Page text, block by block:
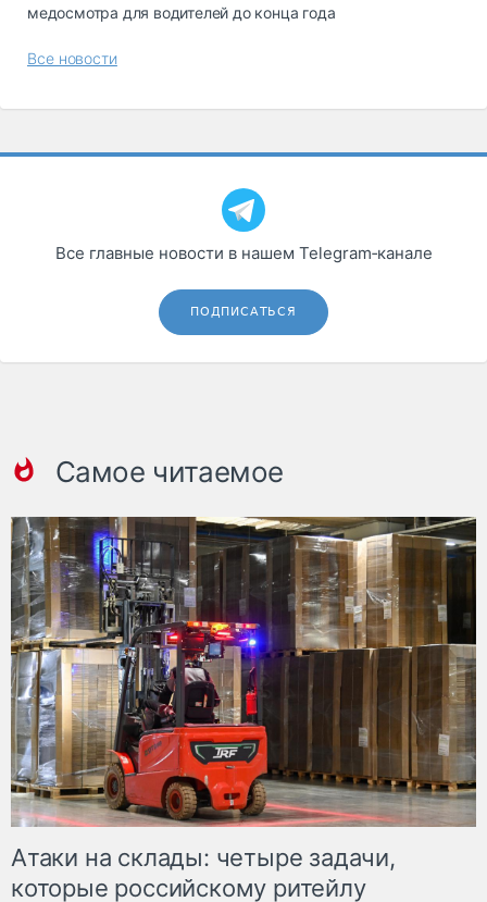
медосмотра для водителей до конца года
Все новости
Все главные новости в нашем Telegram‑канале
ПОДПИСАТЬСЯ
Самое читаемое
Атаки на склады: четыре задачи,
которые российскому ритейлу